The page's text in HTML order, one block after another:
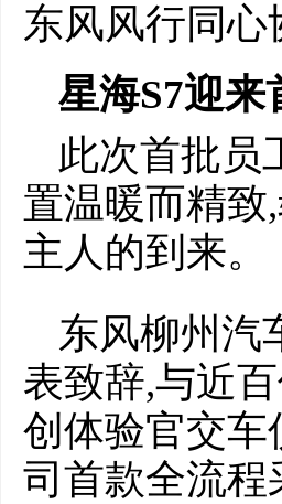
东风风行同
星海S7迎来
此次首批员
置温暖而精致
主人的到来。
东风柳州汽
表致辞,与近
创体验官交车
司首款全流程